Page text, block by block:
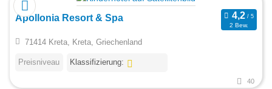
Apollonia Resort & Spa
2 Bew.
71414 Kreta, Kreta, Griechenland
Preisniveau Klassifizierung:
40